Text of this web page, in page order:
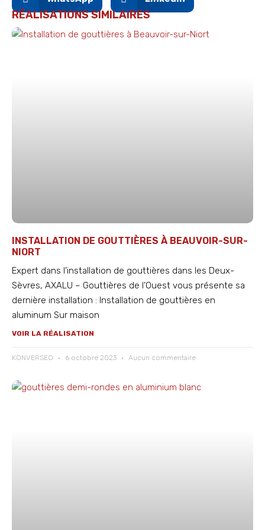
RÉALISATIONS SIMILAIRES
INSTALLATION DE GOUTTIÈRES À BEAUVOIR-SUR-
NIORT
Expert dans l’installation de gouttières dans les Deux-
Sèvres, AXALU – Gouttières de l’Ouest vous présente sa
dernière installation : Installation de gouttières en
aluminum Sur maison
VOIR LA RÉALISATION
KONVERSEO 6 octobre 2023 Aucun commentaire